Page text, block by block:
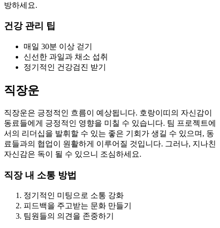
방하세요.
건강 관리 팁
매일 30분 이상 걷기
신선한 과일과 채소 섭취
정기적인 건강검진 받기
직장운
직장운은 긍정적인 흐름이 예상됩니다. 호랑이띠의 자신감이
동료들에게 긍정적인 영향을 미칠 수 있습니다. 팀 프로젝트에
서의 리더십을 발휘할 수 있는 좋은 기회가 생길 수 있으며, 동
료들과의 협업이 원활하게 이루어질 것입니다. 그러나, 지나친
자신감은 독이 될 수 있으니 조심하세요.
직장 내 소통 방법
정기적인 미팅으로 소통 강화
피드백을 주고받는 문화 만들기
팀원들의 의견을 존중하기